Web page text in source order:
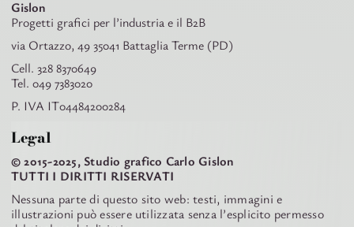
Gislon
Progetti grafici per l’industria e il B2B
via Ortazzo, 49 35041 Battaglia Terme (PD)
Cell. 328 8370649
Tel. 049 7383020
P. IVA IT04484200284
Legal
© 2015-2025, Studio grafico Carlo Gislon
TUTTI I DIRITTI RISERVATI
Nessuna parte di questo sito web: testi, immagini e
illustrazioni può essere utilizzata senza l’esplicito permesso